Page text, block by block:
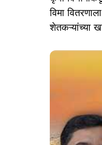
विमा
शेतकऱ्यांच्या